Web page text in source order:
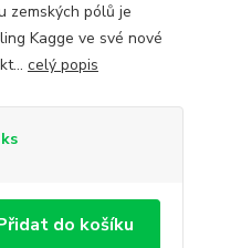
zemských pólů je
Kagge ve své nové
celý popis
do košíku